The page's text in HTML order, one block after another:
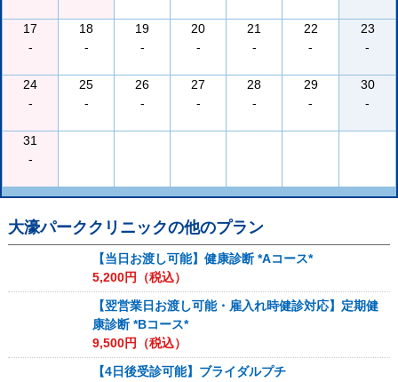
17
-
18
-
19
-
20
-
21
-
22
-
23
-
24
-
25
-
26
-
27
-
28
-
29
-
30
-
31
-
大濠パーククリニックの他のプラン
【当日お渡し可能】健康診断 *Aコース*
5,200円（税込）
【翌営業日お渡し可能・雇入れ時健診対応】定期健
康診断 *Bコース*
9,500円（税込）
【4日後受診可能】ブライダルプチ